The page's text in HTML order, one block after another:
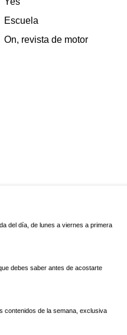
Escuela
On, revista de motor
del día, de lunes a viernes a primera
debes saber antes de acostarte
contenidos de la semana, exclusiva